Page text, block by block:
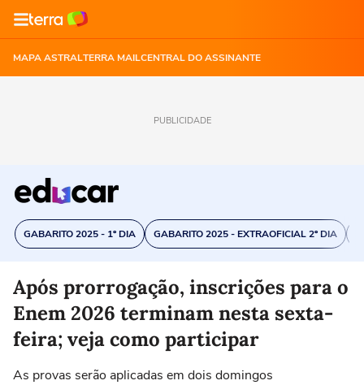
MAPA ASTRALTERRA MAILCENTRAL DO ASSINANTE
PUBLICIDADE
GABARITO 2025 - 1º DIA GABARITO 2025 - EXTRAOFICIAL 2º DIA
Após prorrogação, inscrições para o
Enem 2026 terminam nesta sexta-
feira; veja como participar
As provas serão aplicadas em dois domingos